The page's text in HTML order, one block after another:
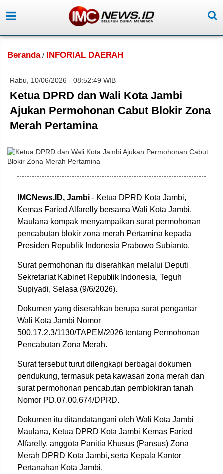
Beranda/ INFORIAL DAERAH
Rabu, 10/06/2026 - 08:52:49 WIB
Ketua DPRD dan Wali Kota Jambi
Ajukan Permohonan Cabut Blokir Zona
Merah Pertamina
IMCNews.ID, Jambi - Ketua DPRD Kota Jambi,
Kemas Faried Alfarelly bersama Wali Kota Jambi,
Maulana kompak menyampaikan surat permohonan
pencabutan blokir zona merah Pertamina kepada
Presiden Republik Indonesia Prabowo Subianto.
Surat permohonan itu diserahkan melalui Deputi
Sekretariat Kabinet Republik Indonesia, Teguh
Supiyadi, Selasa (9/6/2026).
Dokumen yang diserahkan berupa surat pengantar
Wali Kota Jambi Nomor
500.17.2.3/1130/TAPEM/2026 tentang Permohonan
Pencabutan Zona Merah.
Surat tersebut turut dilengkapi berbagai dokumen
pendukung, termasuk peta kawasan zona merah dan
surat permohonan pencabutan pemblokiran tanah
Nomor PD.07.00.674/DPRD.
Dokumen itu ditandatangani oleh Wali Kota Jambi
Maulana, Ketua DPRD Kota Jambi Kemas Faried
Alfarelly, anggota Panitia Khusus (Pansus) Zona
Merah DPRD Kota Jambi, serta Kepala Kantor
Pertanahan Kota Jambi.